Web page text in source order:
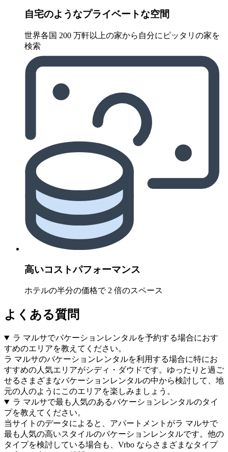
自宅のようなプライベートな空間
世界各国 200 万軒以上の家から自分にピッタリの家を
検索
高いコストパフォーマンス
ホテルの半分の価格で 2 倍のスペース
よくある質問
ラ マルサでバケーションレンタルを予約する場合におす
すめのエリアを教えてください。
ラ マルサのバケーションレンタルを利用する場合に特にお
すすめの人気エリアがシディ・ダウドです。ゆったりと過ご
せるさまざまなバケーションレンタルの中から検討して、地
元の人のようにこのエリアを楽しみましょう。
ラ マルサで最も人気のあるバケーションレンタルのタイ
プを教えてください。
当サイトのデータによると、アパートメントがラ マルサで
最も人気の高いスタイルのバケーションレンタルです。他の
タイプを検討している場合も、Vrbo ならさまざまなタイプ